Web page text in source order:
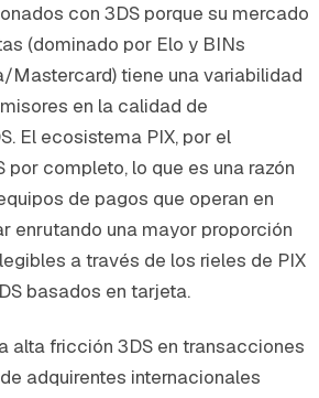
con 3DS porque su mercado
(dominado por Elo y BINs
Mastercard) tiene una variabilidad
en la calidad de
El ecosistema PIX, por el
por completo, lo que es una razón
de pagos que operan en
enrutando una mayor proporción
a través de los rieles de PIX
basados en tarjeta.
alta fricción 3DS en transacciones
adquirentes internacionales